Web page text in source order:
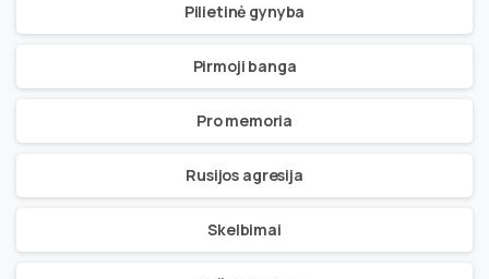
Pilietinė gynyba
Pirmoji banga
Pro memoria
Rusijos agresija
Skelbimai